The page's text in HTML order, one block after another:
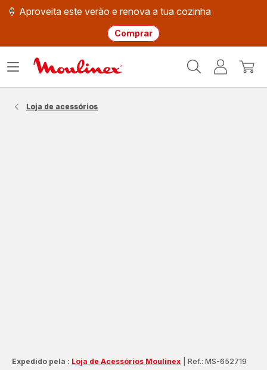
🍦 Aproveita este verão e renova a tua cozinha
Comprar
Moulinex
O
Abrir
Loja de acessórios
Expedido pela : Loja de Acessórios Moulinex Ref.: MS-652719